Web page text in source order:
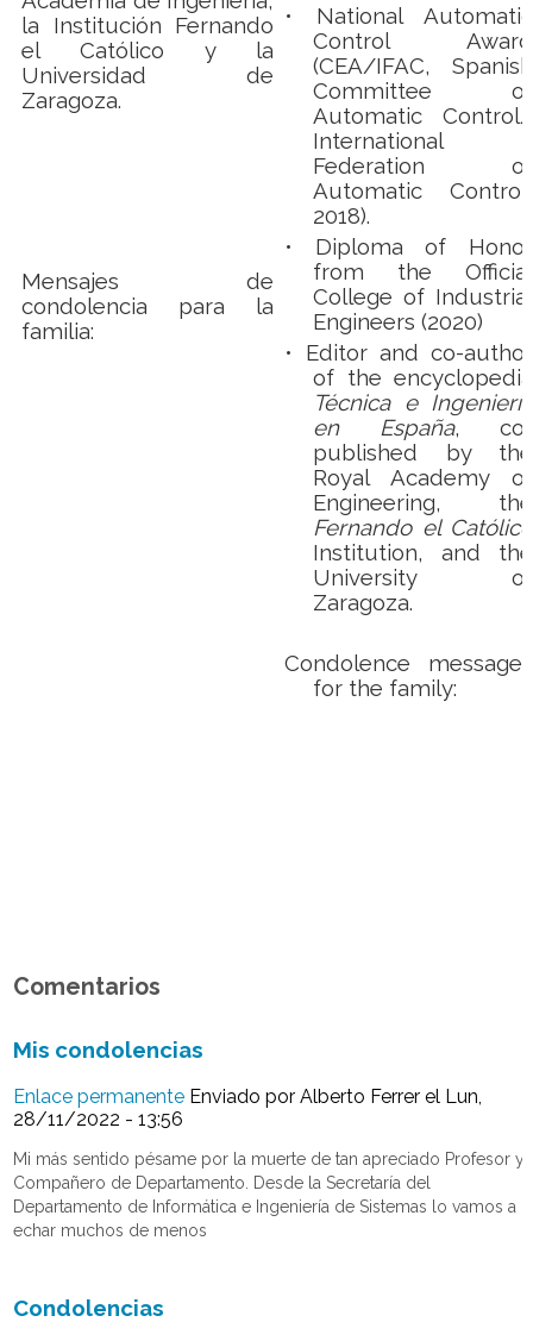
la Institución Fernando
el Católico y la
Universidad de
Zaragoza.
Mensajes de
condolencia para la
familia:
• National Automatic
Control Award
(CEA/IFAC, Spanish
Committee of
Automatic Control/
International
Federation of
Automatic Control,
2018).
• Diploma of Honor
from the Official
College of Industrial
Engineers (2020)
• Editor and co-author
of the encyclopedia
Técnica e Ingeniería
en España, co-
published by the
Royal Academy of
Engineering, the
Fernando el Católico
Institution, and the
University of
Zaragoza.
Condolence messages
for the family:
Comentarios
Mis condolencias
Enlace permanente Enviado porAlberto Ferrer el Lun,
28/11/2022 - 13:56
Mi más sentido pésame por la muerte de tan apreciado Profesor y
Compañero de Departamento. Desde la Secretaría del
Departamento de Informática e Ingeniería de Sistemas lo vamos a
echar muchos de menos
Condolencias